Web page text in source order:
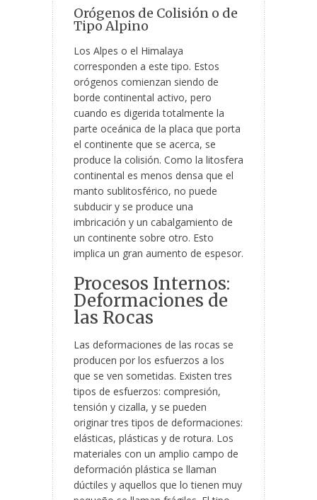
Orógenos de Colisión o de
Tipo Alpino
Los Alpes o el Himalaya
corresponden a este tipo. Estos
orógenos comienzan siendo de
borde continental activo, pero
cuando es digerida totalmente la
parte oceánica de la placa que porta
el continente que se acerca, se
produce la colisión. Como la litosfera
continental es menos densa que el
manto sublitosférico, no puede
subducir y se produce una
imbricación y un cabalgamiento de
un continente sobre otro. Esto
implica un gran aumento de espesor.
Procesos Internos:
Deformaciones de
las Rocas
Las deformaciones de las rocas se
producen por los esfuerzos a los
que se ven sometidas. Existen tres
tipos de esfuerzos: compresión,
tensión y cizalla, y se pueden
originar tres tipos de deformaciones:
elásticas, plásticas y de rotura. Los
materiales con un amplio campo de
deformación plástica se llaman
dúctiles y aquellos que lo tienen muy